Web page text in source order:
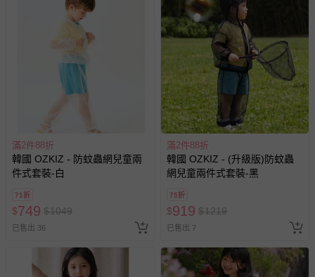
滿2件88折
韓國 OZKIZ - 防蚊蟲網兒童兩
件式套裝-白
71折
$749 $1049
已售出 36
滿2件88折
韓國 OZKIZ - (升級版)防蚊蟲
網兒童兩件式套裝-黑
75折
$919 $1219
已售出 7